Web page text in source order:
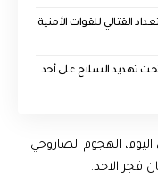
القتالي للقوات الأمنية
تهديد السلاح على أحد
الهجوم الصاروخي
فجر الاحد.